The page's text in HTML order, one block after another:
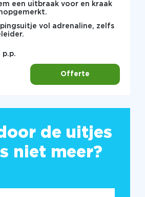
een uitbraak voor en kraak
vol adrenaline, zelfs
p.p.
Offerte
de uitjes
niet meer?